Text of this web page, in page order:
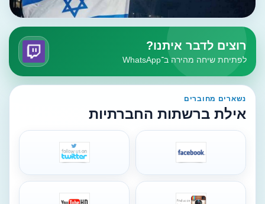
רוצים לדבר איתנו?
לפתיחת שיחה מהירה ב־WhatsApp
נשארים מחוברים
אילת ברשתות החברתיות